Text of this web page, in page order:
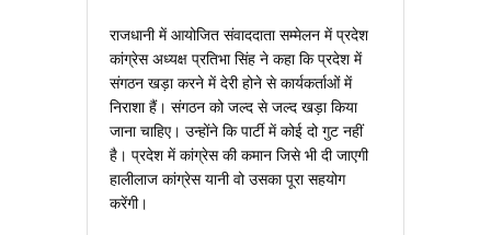
राजधानी में आयोजित संवाददाता सम्‍मेलन में प्रदेश
कांग्रेस अध्‍यक्ष प्रतिभा सिंह ने कहा कि प्रदेश में
संगठन खड़ा करने में देरी होने से कार्यकर्ताओं में
निराशा हैं। संगठन को जल्‍द से जल्‍द खड़ा किया
जाना चाहिए। उन्‍होंने कि पार्टी में कोई दो गुट नहीं
है। प्रदेश में कांग्रेस की कमान जिसे भी दी जाएगी
हालीलाज कांग्रेस यानी वो उसका पूरा सहयोग
करेंगी।